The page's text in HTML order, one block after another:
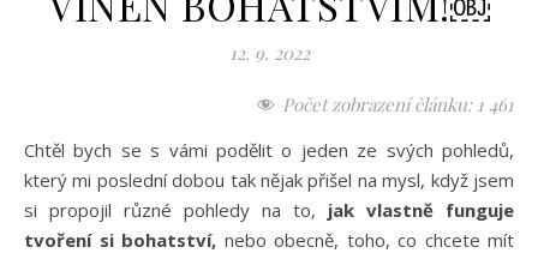
12. 9. 2022
Počet zobrazení článku: 1 461
Chtěl bych se s vámi podělit o jeden ze svých pohledů,
který mi poslední dobou tak nějak přišel na mysl, když jsem
si propojil různé pohledy na to, jak vlastně funguje
tvoření si bohatství, nebo obecně, toho, co chcete mít